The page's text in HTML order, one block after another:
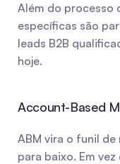
Além do processo
específicas são
leads B2B
hoje.
Account-Based
ABM vira o funil
para baixo. Em